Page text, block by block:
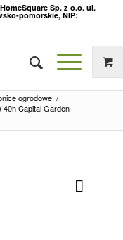
Sp. z o.o. ul.
pomorskie, NIP:
ogrodowe /
Capital Garden